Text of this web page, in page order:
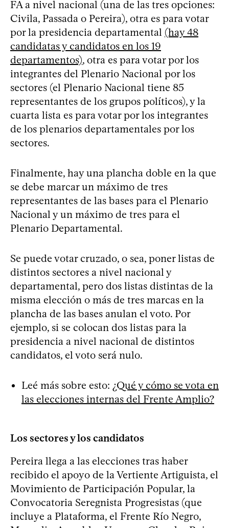
FA a nivel nacional (una de las tres opciones:
Civila, Passada o Pereira), otra es para votar
por la presidencia departamental (hay 48
candidatas y candidatos en los 19
departamentos), otra es para votar por los
integrantes del Plenario Nacional por los
sectores (el Plenario Nacional tiene 85
representantes de los grupos políticos), y la
cuarta lista es para votar por los integrantes
de los plenarios departamentales por los
sectores.
Finalmente, hay una plancha doble en la que
se debe marcar un máximo de tres
representantes de las bases para el Plenario
Nacional y un máximo de tres para el
Plenario Departamental.
Se puede votar cruzado, o sea, poner listas de
distintos sectores a nivel nacional y
departamental, pero dos listas distintas de la
misma elección o más de tres marcas en la
plancha de las bases anulan el voto. Por
ejemplo, si se colocan dos listas para la
presidencia a nivel nacional de distintos
candidatos, el voto será nulo.
Leé más sobre esto: ¿Qué y cómo se vota en
las elecciones internas del Frente Amplio?
Los sectores y los candidatos
Pereira llega a las elecciones tras haber
recibido el apoyo de la Vertiente Artiguista, el
Movimiento de Participación Popular, la
Convocatoria Seregnista Progresistas (que
incluye a Plataforma, el Frente Río Negro,